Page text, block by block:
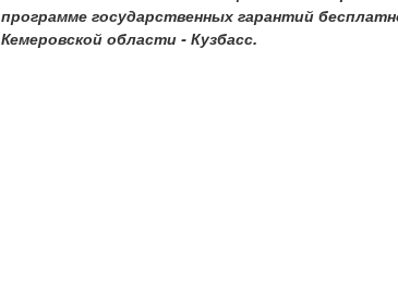
программе государственных гарантий
Кемеровской области - Кузбасс.